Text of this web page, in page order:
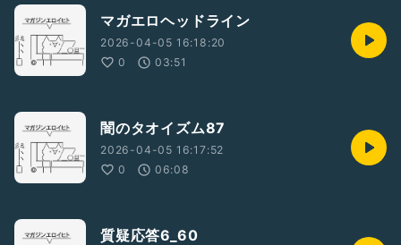
マガエロヘッドライン
2026-04-05 16:18:20
0
03:51
闇のタオイズム87
2026-04-05 16:17:52
0
06:08
質疑応答6_60